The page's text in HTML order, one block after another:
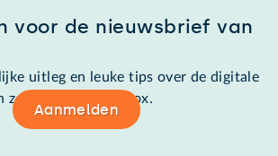
voor de nieuwsbrief van
uitleg en leuke tips over de digitale
zomaar in de mailbox.
Aanmelden